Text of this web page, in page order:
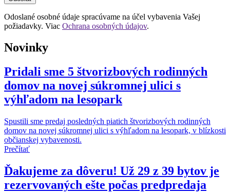
Odoslané osobné údaje spracúvame na účel vybavenia Vašej
požiadavky. Viac Ochrana osobných údajov.
Novinky
Pridali sme 5 štvorizbových rodinných
domov na novej súkromnej ulici s
výhľadom na lesopark
Spustili sme predaj posledných piatich štvorizbových rodinných
domov na novej súkromnej ulici s výhľadom na lesopark, v blízkosti
občianskej vybavenosti.
Prečítať
Ďakujeme za dôveru! Už 29 z 39 bytov je
rezervovaných ešte počas predpredaja